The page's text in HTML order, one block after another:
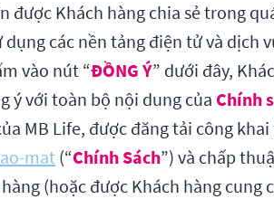
được Khách hàng chia sẻ trong
dụng các nền tảng điện tử và dịch
vào nút “ĐỒNG Ý” dưới đây,
ý với toàn bộ nội dung của Chính
MB Life, được đăng tải công khai
mat (“Chính Sách”) và chấp
(hoặc được Khách hàng cung